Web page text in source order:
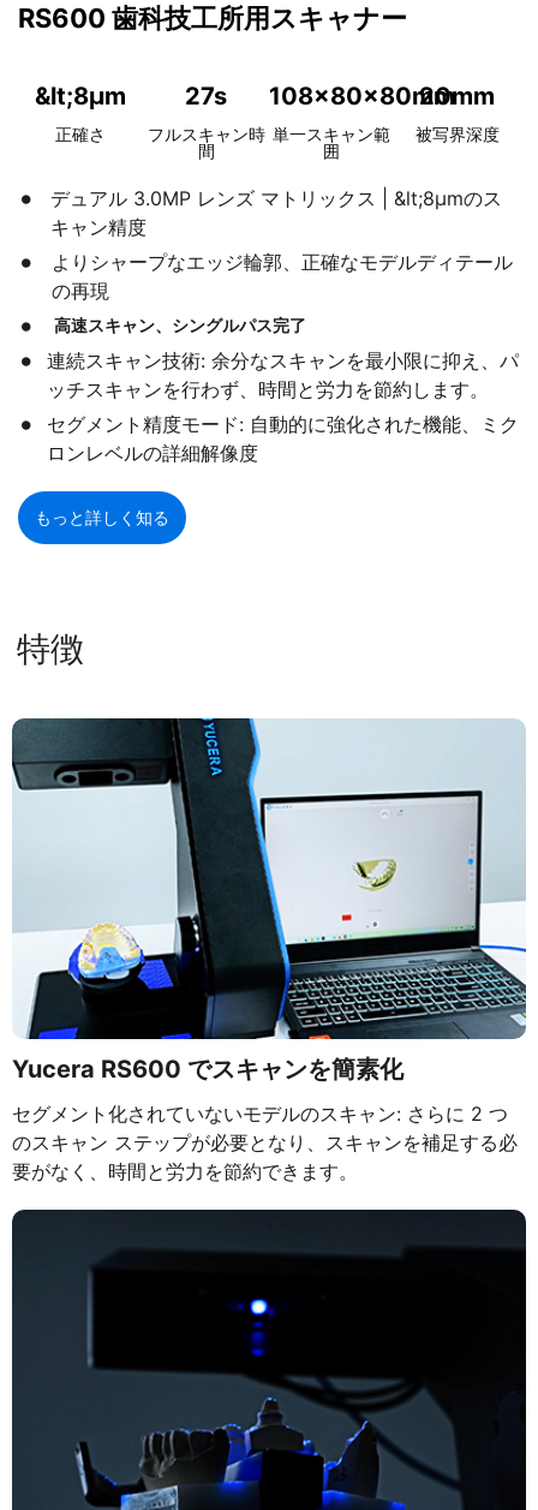
RS600 歯科技工所用スキャナー
&lt;8μm
正確さ
27s
フルスキャン時
間
108×80×80mm
単一スキャン範
囲
20mm
被写界深度
デュアル 3.0MP レンズ マトリックス | &lt;8μmのス
キャン精度
よりシャープなエッジ輪郭、正確なモデルディテール
の再現
高速スキャン、シングルパス完了
連続スキャン技術: 余分なスキャンを最小限に抑え、パ
ッチスキャンを行わず、時間と労力を節約します。
セグメント精度モード: 自動的に強化された機能、ミク
ロンレベルの詳細解像度
もっと詳しく知る
特徴
Yucera RS600 でスキャンを簡素化
セグメント化されていないモデルのスキャン: さらに 2 つ
のスキャン ステップが必要となり、スキャンを補足する必
要がなく、時間と労力を節約できます。